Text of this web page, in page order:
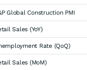
Global Construction PMI
Sales (YoY)
Rate (QoQ)
Sales (MoM)